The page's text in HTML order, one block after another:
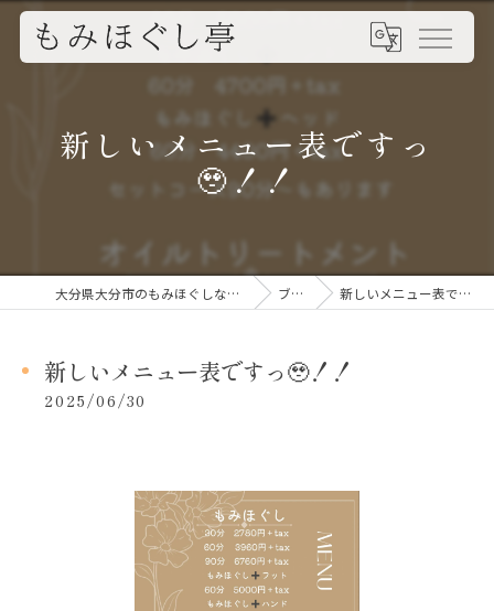
新しいメニュー表ですっ
🥹！！
大分県大分市のもみほぐしならもみほぐし亭 ブログ 新しいメニュー表ですっ🥹！！
新しいメニュー表ですっ🥹！！
2025/06/30